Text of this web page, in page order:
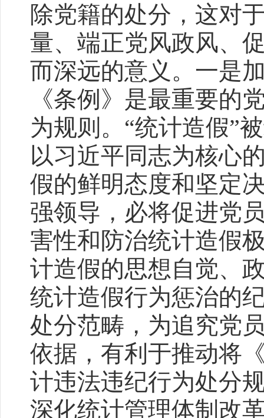
除党籍的处分，这对
量、端正党风政风、
而深远的意义。一是
《条例》是最重要的
为规则。“统计造假”
以习近平同志为核心
假的鲜明态度和坚定
强领导，必将促进党
害性和防治统计造假
计造假的思想自觉、
统计造假行为惩治的
处分范畴，为追究党
依据，有利于推动将
计违法违纪行为处分
深化统计管理体制改